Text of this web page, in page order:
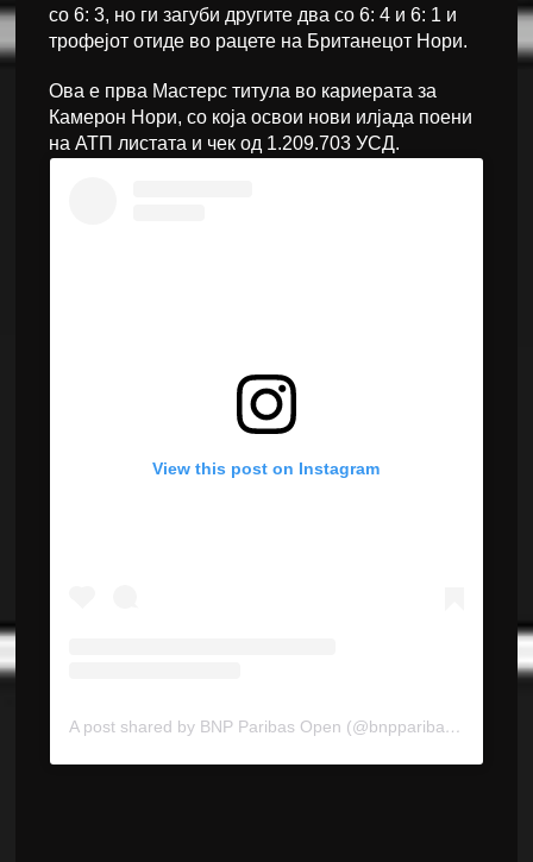
со 6: 3, но ги загуби другите два со 6: 4 и 6: 1 и
трофејот отиде во рацете на Британецот Нори.
Ова е прва Мастерс титула во кариерата за
Камерон Нори, со која освои нови илјада поени
на АТП листата и чек од 1.209.703 УСД.
View this post on Instagram
A post shared by BNP Paribas Open (@bnpparibasopen)